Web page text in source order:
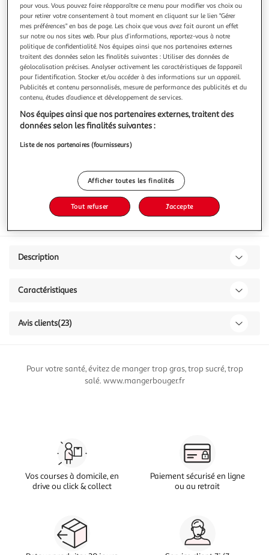
3.4 (23)
FLORETTE
Plateau apéritif de crudités
Plateau composé de tomates cerises, chou-fleur, baby
carottes et radis
En savoir +
Vous voulez connaître le prix de ce produit ?
Afficher le prix
Description
Caractéristiques
Avis clients(23)
Pour votre santé, évitez de manger trop gras, trop sucré, trop
salé. www.mangerbouger.fr
Vos courses à domicile, en
drive ou click & collect
Paiement sécurisé en ligne
ou au retrait
pour vous. Vous pouvez faire réapparaître ce menu pour modifier vos choix ou
pour retirer votre consentement à tout moment en cliquant sur le lien "Gérer
mes préférences" en bas de page. Les choix que vous avez fait auront un effet
sur notre ou nos sites web. Pour plus d’informations, reportez-vous à notre
politique de confidentialité. Nos équipes ainsi que nos partenaires externes
traitent des données selon les finalités suivantes : Utiliser des données de
géolocalisation précises. Analyser activement les caractéristiques de l’appareil
pour l’identification. Stocker et/ou accéder à des informations sur un appareil.
Publicités et contenu personnalisés, mesure de performance des publicités et du
contenu, études d’audience et développement de services.
Nos équipes ainsi que nos partenaires externes, traitent des
données selon les finalités suivantes :
Liste de nos partenaires (fournisseurs)
Afficher toutes les finalités
Tout refuser J'accepte